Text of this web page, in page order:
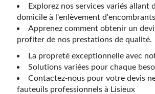
Explorez nos services variés allant
domicile à l'enlèvement
Apprenez comment obtenir un
profiter de nos prestations de qualité.
La propreté exceptionnelle avec
Solutions variées pour chaque
Contactez-nous pour votre devis
fauteuils professionnels à Lisieux